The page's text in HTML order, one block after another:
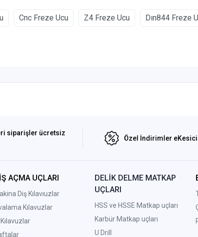
Cnc Freze Ucu Z4 Freze Ucu Dın844 Freze
siparişler ücretsiz
Özel İndirimler
AÇMA UÇLARI
Diş Kılavıuzlar
Kılavuzlar
Kılavuzlar
DELİK DELME MATKAP
UÇLARI
HSS ve HSSE Matkap uçları
Karbür Matkap uçları
U Drill